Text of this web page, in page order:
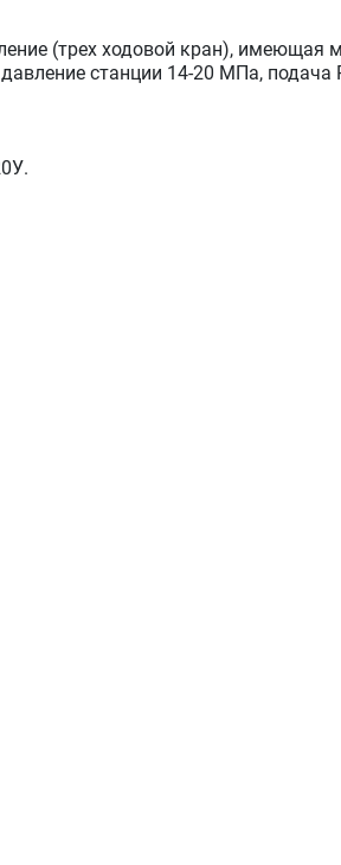
(трех ходовой кран), имеющая
станции 14-20 МПа,